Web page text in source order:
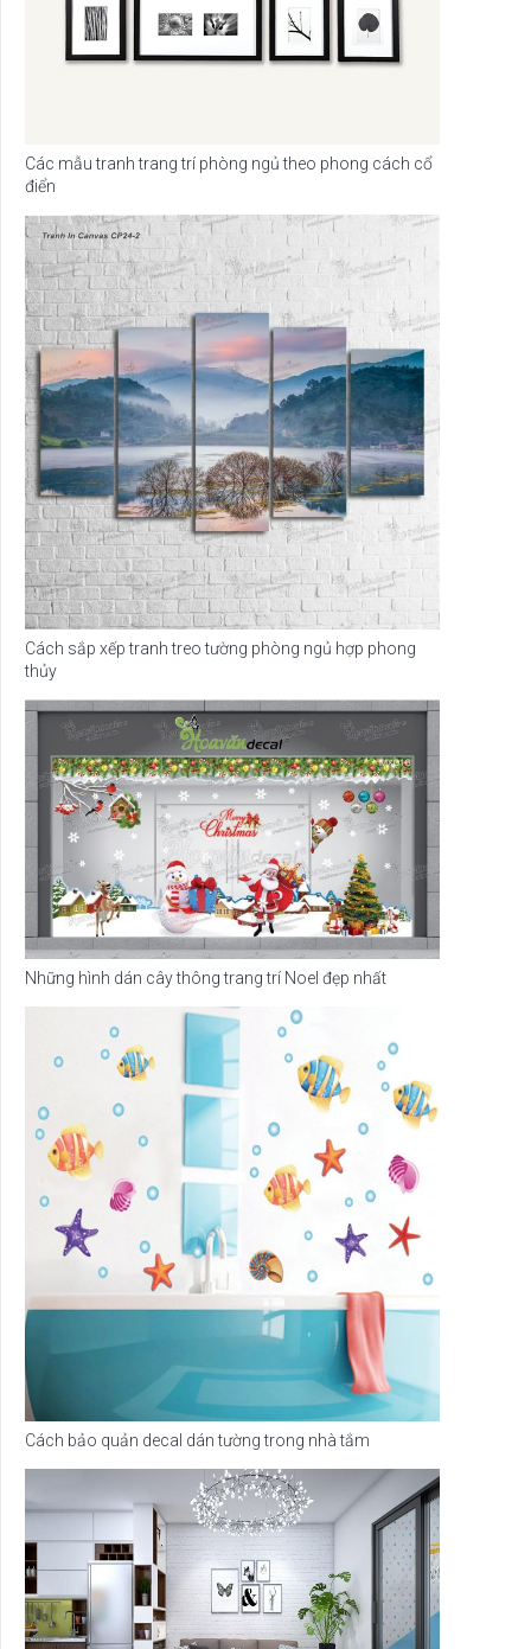
Các mẫu tranh trang trí phòng ngủ theo phong cách cổ
điển
Cách sắp xếp tranh treo tường phòng ngủ hợp phong
thủy
Những hình dán cây thông trang trí Noel đẹp nhất
Cách bảo quản decal dán tường trong nhà tắm